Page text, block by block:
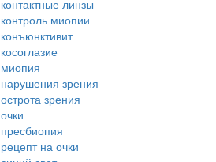
контактные линзы
контроль миопии
конъюнктивит
косоглазие
миопия
нарушения зрения
острота зрения
очки
пресбиопия
рецепт на очки